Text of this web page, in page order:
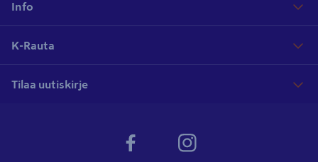
Info
K-Rauta
Tilaa uutiskirje